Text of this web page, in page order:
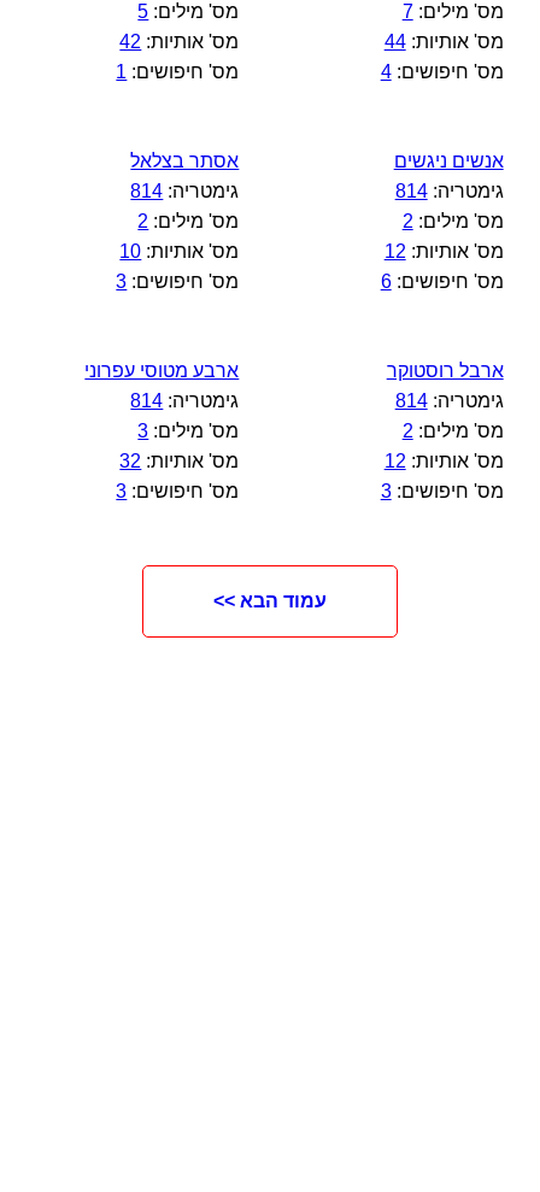
מס' מילים:7
מס' אותיות:44
מס' חיפושים:4
מס' מילים: 5
מס' אותיות: 42
מס' חיפושים: 1
אנשים ניגשים
גימטריה:814
מס' מילים: 2
מס' אותיות: 12
מס' חיפושים:6
אסתר בצלאל
גימטריה: 814
מס' מילים: 2
מס' אותיות: 10
מס' חיפושים: 3
ארבל רוסטוקר
גימטריה:814
מס' מילים: 2
מס' אותיות: 12
מס' חיפושים:3
ארבע מטוסי עפרוני
גימטריה: 814
מס' מילים: 3
מס' אותיות: 32
מס' חיפושים: 3
עמוד הבא >>